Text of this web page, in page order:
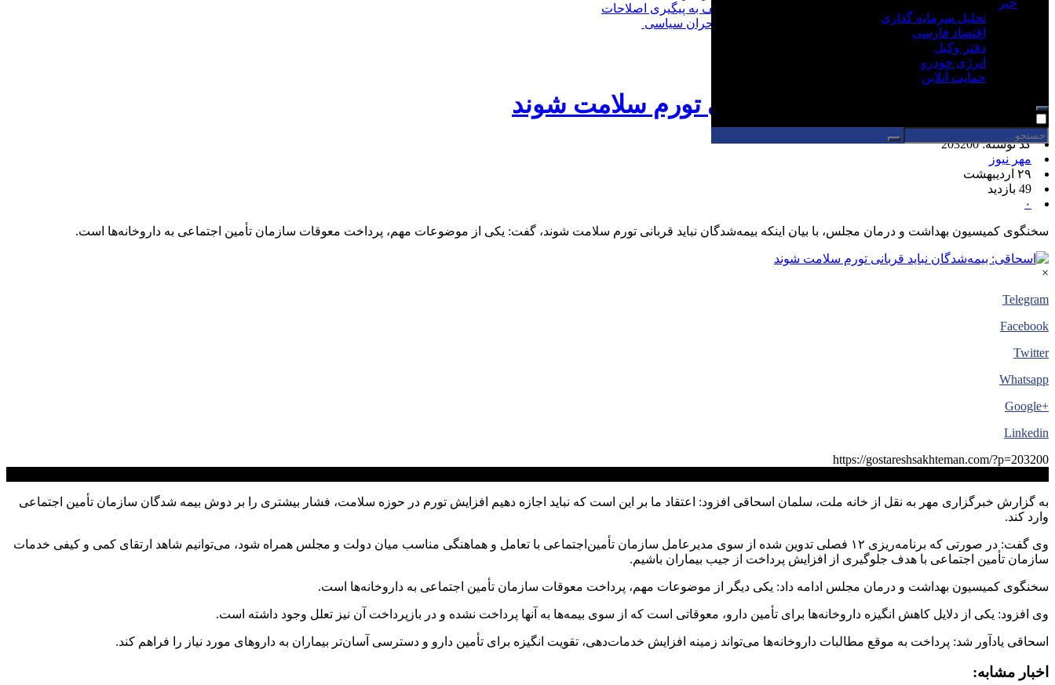
خبر
تحلیل سرمایه گذاری
اقتصاد فارسی
دفتر وکیل
انرژی خودرو
حمایت آنلاین
ساختمان تجاری ناایمن در شهریار پلمب شد/شهرداری مکلف به پیگیری اصلاحات
علی الزیدی کیست؟ نخست وزیر اقتصادی برای خروج از بحران سیاسی
جهش قیمت نفت برنت به ۱۱۰.۱ دلار
صفحه نخست/پزشکی، بهداشت و سلامت
اسحاقی: بیمه‌شدگان نباید قربانی تورم سلامت شوند
کد نوشته: 203200
مهر نیوز
۲۹ اردیبهشت
49 بازدید
۰
سخنگوی کمیسیون بهداشت و درمان مجلس، با بیان اینکه بیمه‌شدگان نباید قربانی تورم سلامت شوند، گفت: یکی از موضوعات مهم، پرداخت معوقات سازمان تأمین اجتماعی به داروخانه‌ها است.
×
Telegram
Facebook
Twitter
Whatsapp
+Google
Linkedin
https://gostareshsakhteman.com/?p=203200
به گزارش خبرگزاری مهر به نقل از خانه ملت، سلمان اسحاقی افزود: اعتقاد ما بر این است که نباید اجازه دهیم افزایش تورم در حوزه سلامت، فشار بیشتری را بر دوش بیمه‌ شدگان سازمان تأمین اجتماعی
وارد کند.
وی گفت: در صورتی که برنامه‌ریزی ۱۲ فصلی تدوین‌ شده از سوی مدیرعامل سازمان تأمین‌اجتماعی با تعامل و هماهنگی مناسب میان دولت و مجلس همراه شود، می‌توانیم شاهد ارتقای کمی و کیفی خدمات
سازمان تأمین اجتماعی با هدف جلوگیری از افزایش پرداخت از جیب بیماران باشیم.
سخنگوی کمیسیون بهداشت و درمان مجلس ادامه داد: یکی دیگر از موضوعات مهم، پرداخت معوقات سازمان تأمین اجتماعی به داروخانه‌ها است.
وی افزود: یکی از دلایل کاهش انگیزه داروخانه‌ها برای تأمین دارو، معوقاتی است که از سوی بیمه‌ها به آنها پرداخت نشده و در بازپرداخت آن نیز تعلل وجود داشته است.
اسحاقی یادآور شد: پرداخت به‌ موقع مطالبات داروخانه‌ها می‌تواند زمینه افزایش خدمات‌دهی، تقویت انگیزه برای تأمین دارو و دسترسی آسان‌تر بیماران به داروهای مورد نیاز را فراهم کند.
اخبار مشابه: